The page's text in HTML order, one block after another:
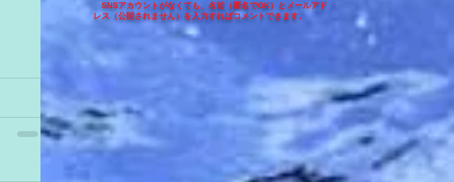
SNSアカウントがなくても、 名前（匿名でOK）とメールアド
レス（公開されません）を入力すればコメントできます。